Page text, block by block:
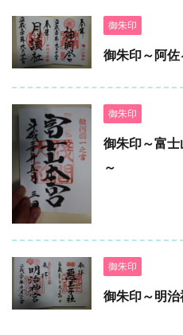
御朱印
御朱印～阿
御朱印
御朱印～富士
～
御朱印
御朱印～明